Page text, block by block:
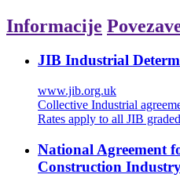
Informacije
JIB Industrial
www.jib.org.uk
Collective Industrial
Rates apply to all JIB
National Agreement
Construction